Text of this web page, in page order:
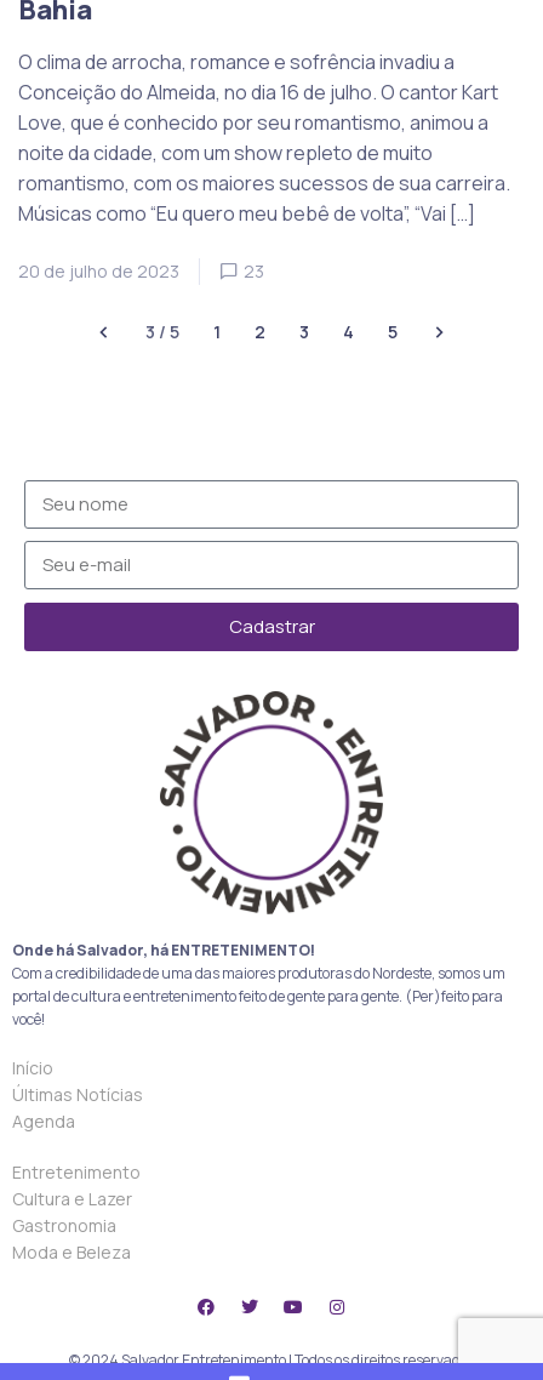
Bahia
O clima de arrocha, romance e sofrência invadiu a
Conceição do Almeida, no dia 16 de julho. O cantor Kart
Love, que é conhecido por seu romantismo, animou a
noite da cidade, com um show repleto de muito
romantismo, com os maiores sucessos de sua carreira.
Músicas como “Eu quero meu bebê de volta”, “Vai […]
20 de julho de 2023 23
3 / 5 1 2 3 4 5
Cadastrar
Onde há Salvador, há ENTRETENIMENTO!
Com a credibilidade de uma das maiores produtoras do Nordeste, somos um
portal de cultura e entretenimento feito de gente para gente. (Per)feito para
você!
Início
Últimas Notícias
Agenda
Entretenimento
Cultura e Lazer
Gastronomia
Moda e Beleza
© 2024 Salvador Entretenimento | Todos os direitos reservados